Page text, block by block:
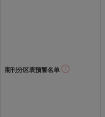
期刊分区表预警名单